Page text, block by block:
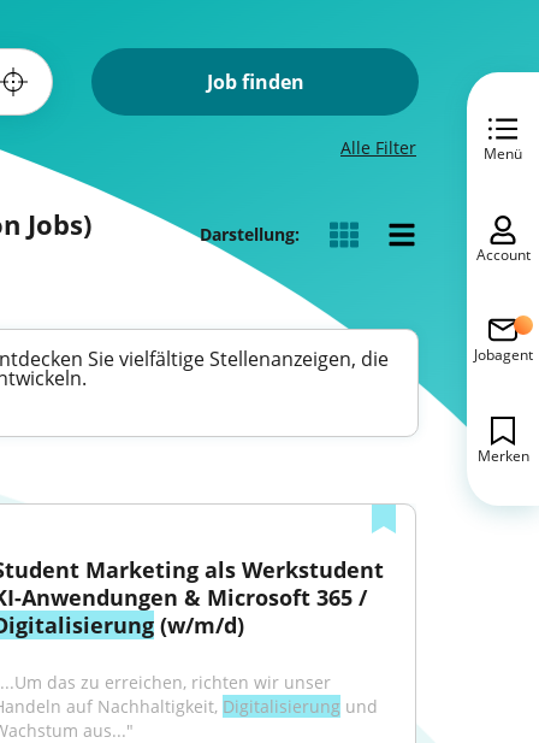
Job finden
Alle Filter
Jobs) Darstellung:
Sie vielfältige Stellenanzeigen, die
Marketing als Werkstudent
KI-Anwendungen & Microsoft 365 /
(w/m/d)
das zu erreichen, richten wir unser
auf Nachhaltigkeit, Digitalisierung und
aus..."
Menü
Account
Jobagent
Merken